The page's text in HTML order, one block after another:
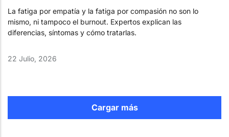
La fatiga por empatía y la fatiga por compasión no son lo
mismo, ni tampoco el burnout. Expertos explican las
diferencias, síntomas y cómo tratarlas.
22 Julio, 2026
Cargar más